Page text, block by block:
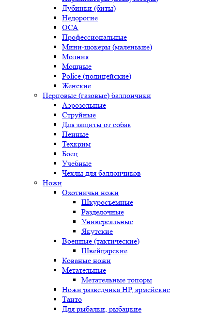
Дубинки (биты)
Недорогие
ОСА
Профессиональные
Мини-шокеры (маленькие)
Молния
Мощные
Police (полицейские)
Женские
Перцовые (газовые) баллончики
Аэрозольные
Струйные
Для защиты от собак
Пенные
Техкрим
Боец
Учебные
Чехлы для баллончиков
Ножи
Охотничьи ножи
Шкуросъемные
Разделочные
Универсальные
Якутские
Военные (тактические)
Швейцарские
Кованые ножи
Метательные
Метательные топоры
Ножи разведчика НР, армейские
Танто
Для рыбалки, рыбацкие